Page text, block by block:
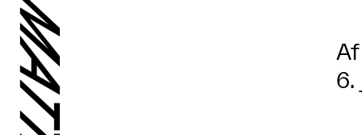
Af
6.